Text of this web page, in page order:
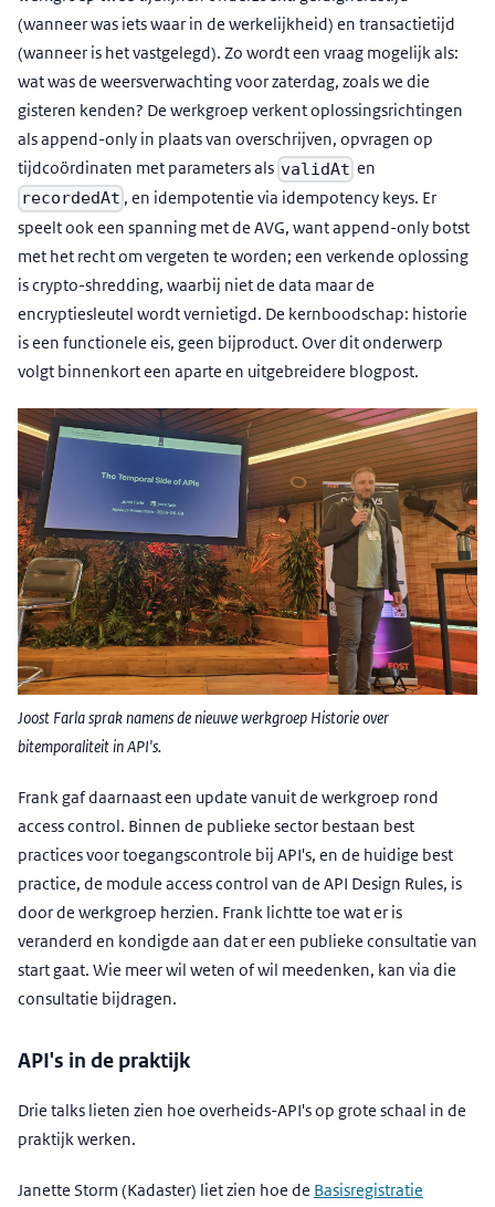
(wanneer was iets waar in de werkelijkheid) en transactietijd
(wanneer is het vastgelegd). Zo wordt een vraag mogelijk als:
wat was de weersverwachting voor zaterdag, zoals we die
gisteren kenden? De werkgroep verkent oplossingsrichtingen
als append-only in plaats van overschrijven, opvragen op
tijdcoördinaten met parameters als validAt en
recordedAt , en idempotentie via idempotency keys. Er
speelt ook een spanning met de AVG, want append-only botst
met het recht om vergeten te worden; een verkende oplossing
is crypto-shredding, waarbij niet de data maar de
encryptiesleutel wordt vernietigd. De kernboodschap: historie
is een functionele eis, geen bijproduct. Over dit onderwerp
volgt binnenkort een aparte en uitgebreidere blogpost.
Joost Farla sprak namens de nieuwe werkgroep Historie over
bitemporaliteit in API's.
Frank gaf daarnaast een update vanuit de werkgroep rond
access control. Binnen de publieke sector bestaan best
practices voor toegangscontrole bij API's, en de huidige best
practice, de module access control van de API Design Rules, is
door de werkgroep herzien. Frank lichtte toe wat er is
veranderd en kondigde aan dat er een publieke consultatie van
start gaat. Wie meer wil weten of wil meedenken, kan via die
consultatie bijdragen.
API's in de praktijk
Drie talks lieten zien hoe overheids-API's op grote schaal in de
praktijk werken.
Janette Storm (Kadaster) liet zien hoe de Basisregistratie